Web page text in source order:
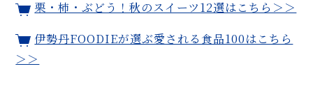
栗・柿・ぶどう！秋のスイーツ12選はこちら＞＞
伊勢丹FOODIEが選ぶ愛される食品100はこちら
＞＞